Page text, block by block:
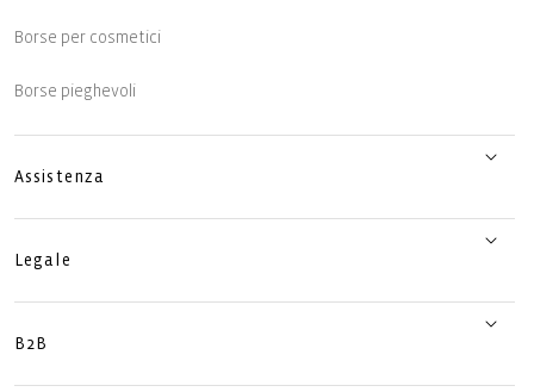
Borse per cosmetici
Borse pieghevoli
Assistenza
Legale
B2B